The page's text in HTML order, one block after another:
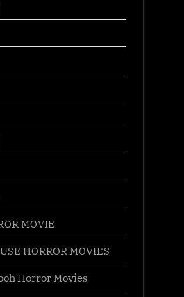
MOVIE
HORROR MOVIES
Horror Movies